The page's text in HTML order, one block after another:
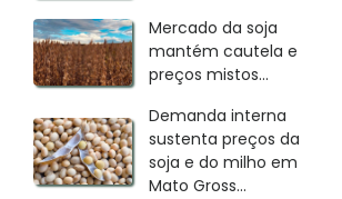
Mercado da soja
mantém cautela e
preços mistos...
Demanda interna
sustenta preços da
soja e do milho em
Mato Gross...